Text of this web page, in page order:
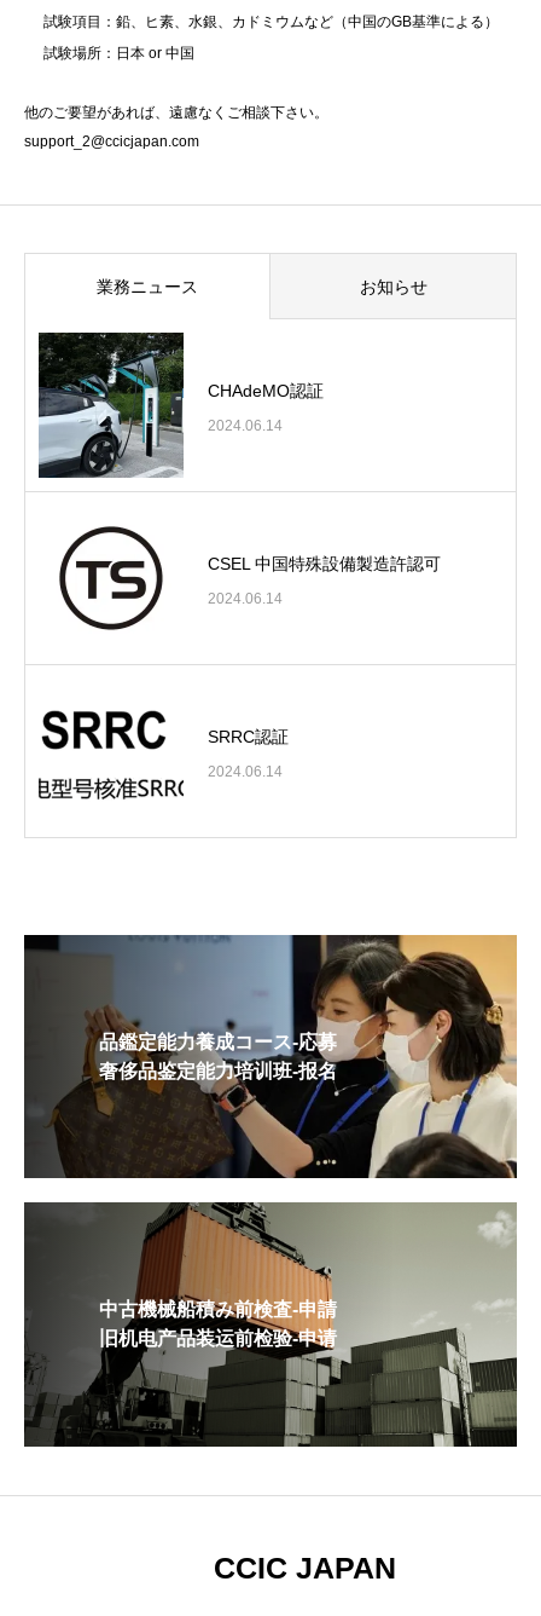
試験項目：鉛、ヒ素、水銀、カドミウムなど（中国のGB基準による）
試験場所：日本 or 中国
他のご要望があれば、遠慮なくご相談下さい。
support_2@ccicjapan.com
業務ニュース お知らせ
CHAdeMO認証
2024.06.14
CSEL 中国特殊設備製造許認可
2024.06.14
SRRC認証
2024.06.14
品鑑定能力養成コース-応募
奢侈品鉴定能力培训班-报名
中古機械船積み前検査-申請
旧机电产品装运前检验-申请
CCIC JAPAN